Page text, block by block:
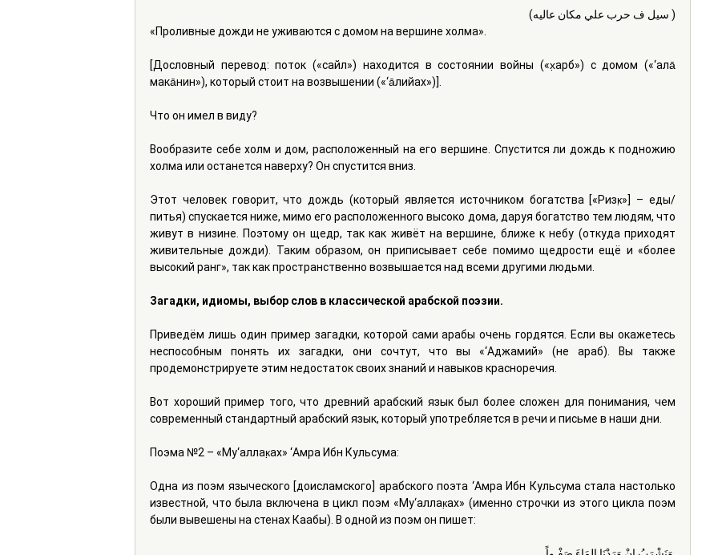
( سيل ف حرب علي مكان عاليه)
«Проливные дожди не уживаются с домом на вершине холма».
[Дословный перевод: поток («сайл») находится в состоянии войны («х̣aрб») с домом («‘ала̄
мака̄нин»), который стоит на возвышении («‘а̄лийах»)].
Что он имел в виду?
Вообразите себе холм и дом, расположенный на его вершине. Спустится ли дождь к подножию
холма или останется наверху? Он спустится вниз.
Этот человек говорит, что дождь (который является источником богатства [«Ризк̣»] – еды/
питья) спускается ниже, мимо его расположенного высоко дома, даруя богатство тем людям, что
живут в низине. Поэтому он щедр, так как живёт на вершине, ближе к небу (откуда приходят
живительные дожди). Таким образом, он приписывает себе помимо щедрости ещё и «более
высокий ранг», так как пространственно возвышается над всеми другими людьми.
Загадки, идиомы, выбор слов в классической арабской поэзии.
Приведём лишь один пример загадки, которой сами арабы очень гордятся. Если вы окажетесь
неспособным понять их загадки, они сочтут, что вы «‘Aджамий» (не араб). Вы также
продемонстрируете этим недостаток своих знаний и навыков красноречия.
Вот хороший пример того, что древний арабский язык был более сложен для понимания, чем
современный стандартный арабский язык, который употребляется в речи и письме в наши дни.
Поэма №2 – «Му‘аллак̣ах» ‘Амра Ибн Кульсума:
Одна из поэм языческого [доисламского] арабского поэта ‘Амра Ибн Кульсума стала настолько
известной, что была включена в цикл поэм «Му‘аллак̣ах» (именно строчки из этого цикла поэм
были вывешены на стенах Каабы). В одной из поэм он пишет: